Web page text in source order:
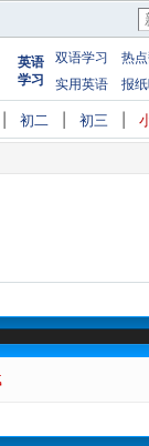
英语
学习
双语学习
热
实用英语
报
初二 初三